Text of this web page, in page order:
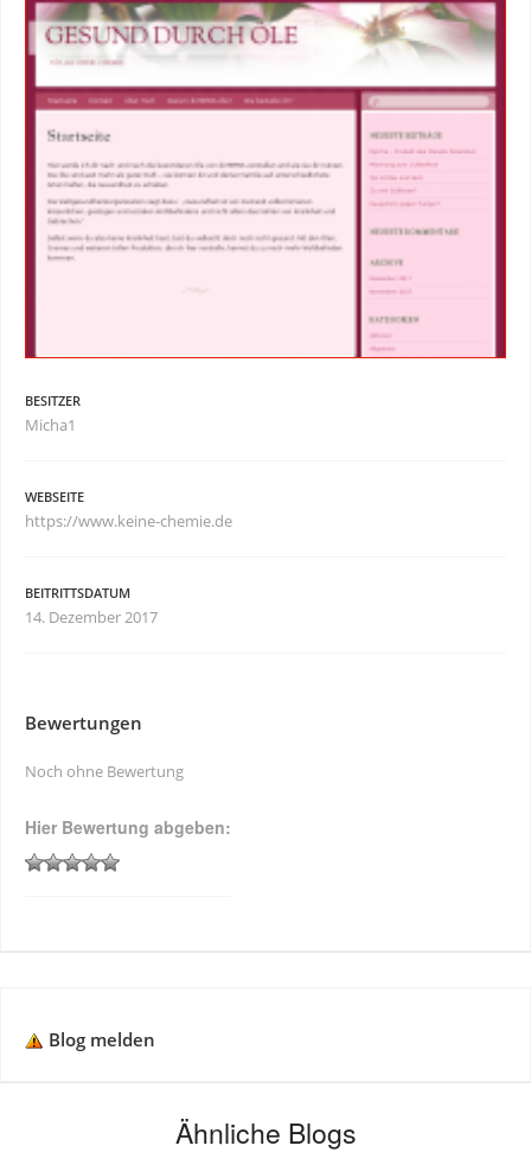
BESITZER
Micha1
WEBSEITE
https://www.keine-chemie.de
BEITRITTSDATUM
14. Dezember 2017
Bewertungen
Noch ohne Bewertung
Hier Bewertung abgeben:
Blog melden
Ähnliche Blogs